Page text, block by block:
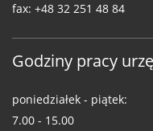
fax: +48 32 251 48 84
Godziny pracy
poniedziałek - piątek:
7.00 - 15.00